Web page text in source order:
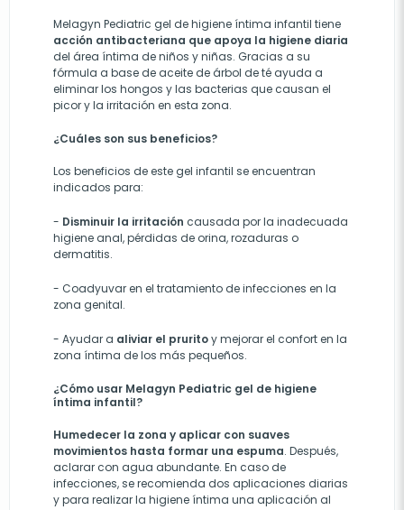
Melagyn Pediatric gel de higiene íntima infantil tiene
acción antibacteriana que apoya la higiene diaria
del área íntima de niños y niñas. Gracias a su
fórmula a base de aceite de árbol de té ayuda a
eliminar los hongos y las bacterias que causan el
picor y la irritación en esta zona.
¿Cuáles son sus beneficios?
Los beneficios de este gel infantil se encuentran
indicados para:
- Disminuir la irritación causada por la inadecuada
higiene anal, pérdidas de orina, rozaduras o
dermatitis.
- Coadyuvar en el tratamiento de infecciones en la
zona genital.
- Ayudar a aliviar el pruritoy mejorar el confort en la
zona íntima de los más pequeños.
¿Cómo usar Melagyn Pediatric gel de higiene
íntima infantil?
Humedecer la zona y aplicar con suaves
movimientos hasta formar una espuma. Después,
aclarar con agua abundante. En caso de
infecciones, se recomienda dos aplicaciones diarias
y para realizar la higiene íntima una aplicación al